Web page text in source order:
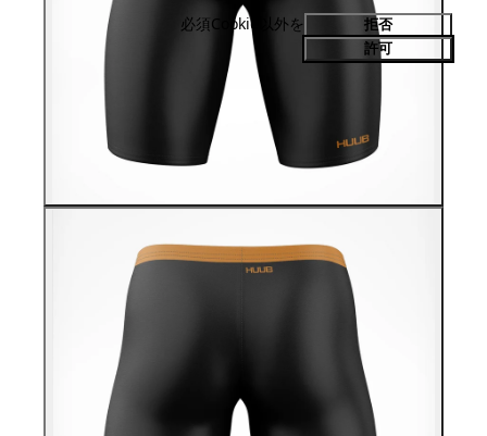
必須Cookie以外を
拒否
許可